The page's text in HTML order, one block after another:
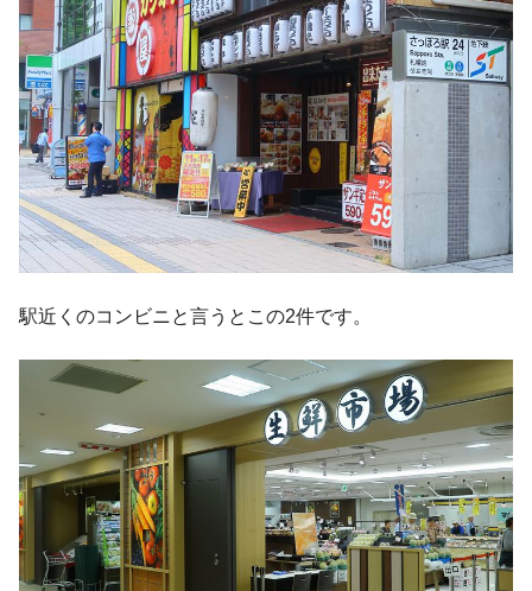
駅近くのコンビニと言うとこの2件です。